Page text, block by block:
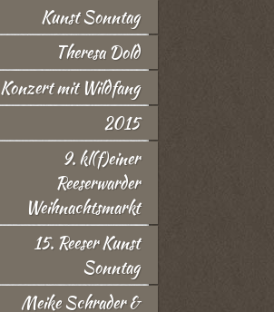
Kunst Sonntag
Theresa Dold
Konzert mit Wildfang
2015
9. kl(f)einer
Reeserwarder
Weihnachtsmarkt
15. Reeser Kunst
Sonntag
Meike Schrader &